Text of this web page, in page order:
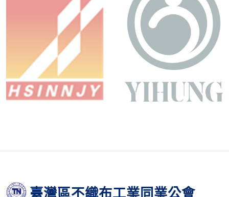
臺灣區不織布工業同業公會